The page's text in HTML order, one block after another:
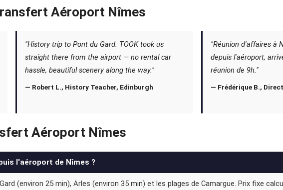
Aéroport Nîmes
"History trip to Pont du Gard. TOOK took us
straight there from the airport — no rental car
hassle, beautiful scenery along the way."
— Robert L., History Teacher, Edinburgh
"Réunion d'affaires à
depuis l'aéroport,
réunion de 9h."
— Frédérique B.,
Aéroport Nîmes
l'aéroport de Nîmes ?
(environ 25 min), Arles (environ 35 min) et les plages de Camargue. Prix fixe